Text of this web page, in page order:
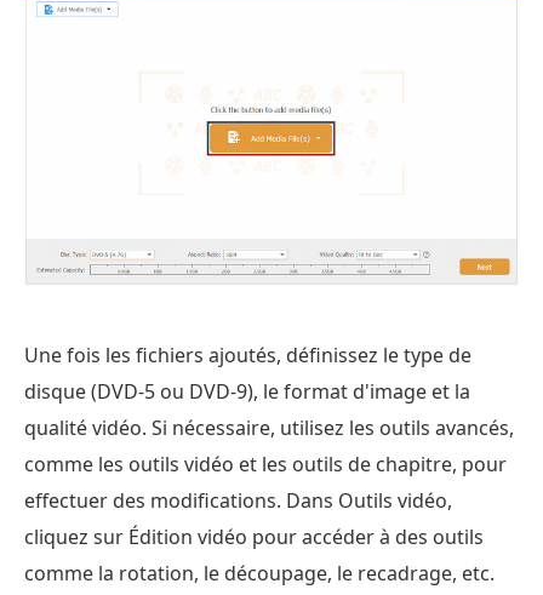
Une fois les fichiers ajoutés, définissez le type de
disque (DVD-5 ou DVD-9), le format d'image et la
qualité vidéo. Si nécessaire, utilisez les outils avancés,
comme les outils vidéo et les outils de chapitre, pour
effectuer des modifications. Dans Outils vidéo,
cliquez sur Édition vidéo pour accéder à des outils
comme la rotation, le découpage, le recadrage, etc.